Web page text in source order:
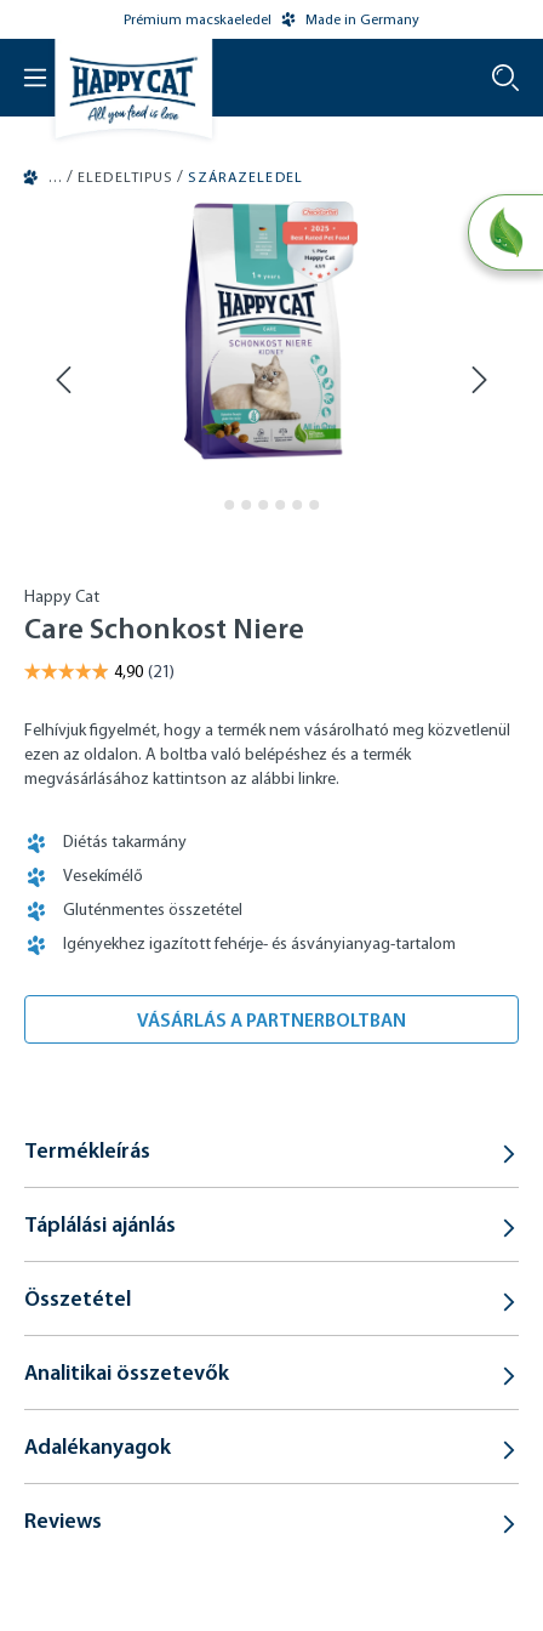
Prémium macskaeledel Made in Germany
/ ELEDELTIPUS / SZÁRAZELEDEL
Happy Cat
Care Schonkost Niere
Felhívjuk figyelmét, hogy a termék nem vásárolható meg közvetlenül
ezen az oldalon. A boltba való belépéshez és a termék
megvásárlásához kattintson az alábbi linkre.
Diétás takarmány
Vesekímélő
Gluténmentes összetétel
Igényekhez igazított fehérje- és ásványianyag-tartalom
VÁSÁRLÁS A PARTNERBOLTBAN
Termékleírás
Táplálási ajánlás
Összetétel
Analitikai összetevők
Adalékanyagok
Reviews